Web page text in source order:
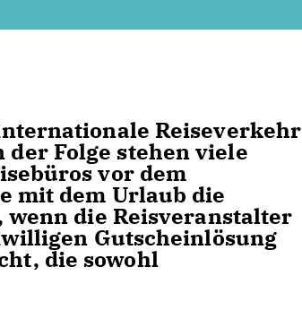
Reiseverkehr
Folge stehen viele
vor dem
mit dem Urlaub die
wenn die Reisveranstalter
Gutscheinlösung
die sowohl